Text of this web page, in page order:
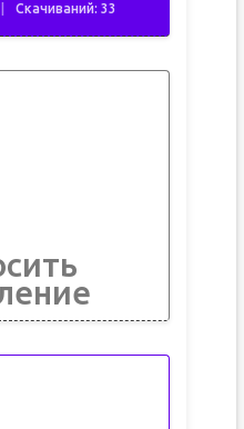
Скачиваний: 33